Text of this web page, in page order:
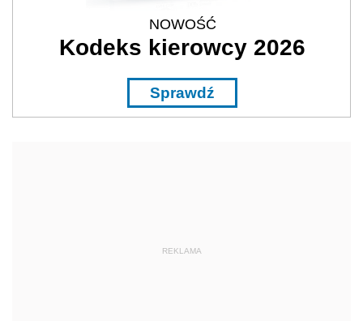
NOWOŚĆ
Kodeks kierowcy 2026
Sprawdź
REKLAMA